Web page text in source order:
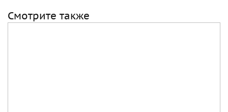
Смотрите также